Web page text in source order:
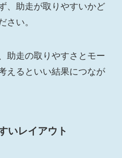
、助走が取りやすいかど
さい。
助走の取りやすさとモー
えるといい結果につなが
いレイアウト